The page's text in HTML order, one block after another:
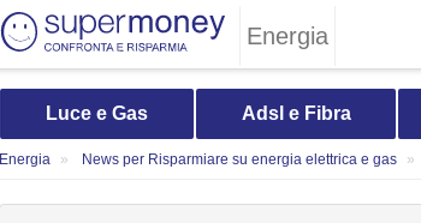
Energia
Luce e Gas Adsl e Fibra
Energia News per Risparmiare su energia elettrica e gas